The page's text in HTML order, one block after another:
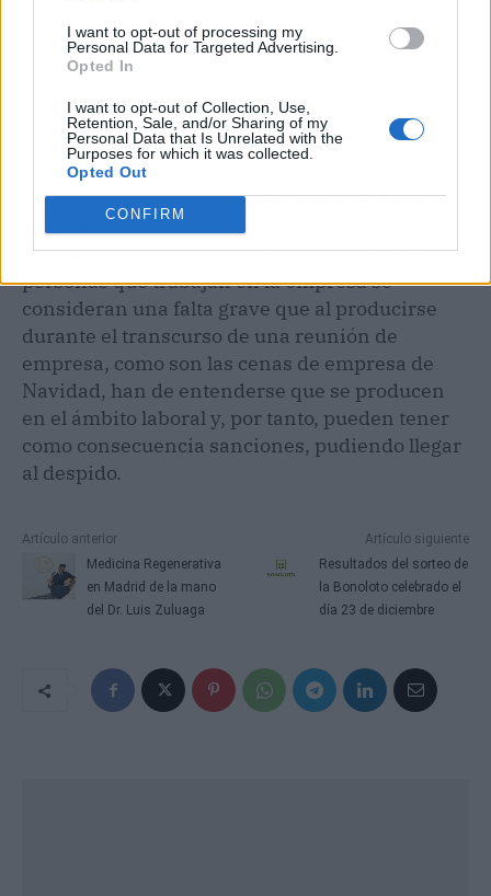
I want to opt-out of processing my
Personal Data for Targeted Advertising.
Opted In
I want to opt-out of Collection, Use,
Retention, Sale, and/or Sharing of my
Personal Data that Is Unrelated with the
Purposes for which it was collected.
Opted Out
CONFIRM
Claro que no se debe olvidar ni mucho menos
que, aunque sea un ambiente distendido, las
ofensas verbales o físicasal empresario o a las
personas que trabajan en la empresa se
consideran una falta grave que al producirse
durante el transcurso de una reunión de
empresa, como son las cenas de empresa de
Navidad, han de entenderse que se producen
en el ámbito laboral y, por tanto, pueden tener
como consecuencia sanciones, pudiendo llegar
al despido.
Artículo anterior
Medicina Regenerativa
en Madrid de la mano
del Dr. Luis Zuluaga
Artículo siguiente
Resultados del sorteo de
la Bonoloto celebrado el
día 23 de diciembre